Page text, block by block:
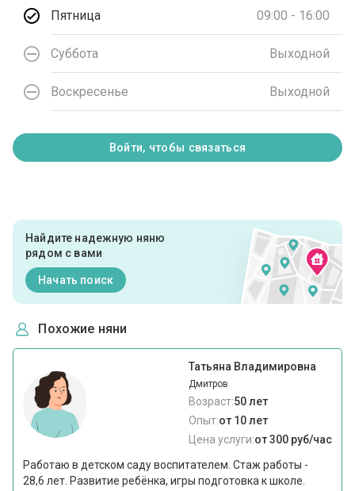
Пятница 09:00 - 16:00
Суббота Выходной
Воскресенье Выходной
Войти, чтобы связаться
Найдите надежную няню
рядом с вами
Начать поиск
Похожие няни
Татьяна Владимировна
Дмитров
Возраст:50 лет
Опыт:от 10 лет
Цена услуги:от 300 руб/час
Работаю в детском саду воспитателем. Стаж работы -
28,6 лет. Развитие ребёнка, игры подготовка к школе.